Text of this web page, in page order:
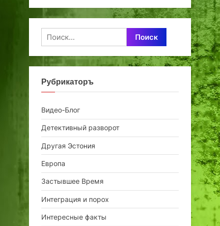
Найти:
Рубрикаторъ
Видео-Блог
Детективный разворот
Другая Эстония
Европа
Застывшее Время
Интеграция и порох
Интересные факты